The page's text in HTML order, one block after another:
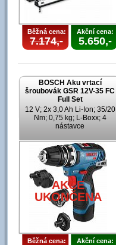
Běžná cena:
7.174,-
Akční cena:
5.650,-
BOSCH Aku vrtací
šroubovák GSR 12V-35 FC
Full Set
12 V; 2x 3,0 Ah Li-Ion; 35/20
Nm; 0,75 kg; L-Boxx; 4
nástavce
AKCE
UKONČENA
Běžná cena: Akční cena: